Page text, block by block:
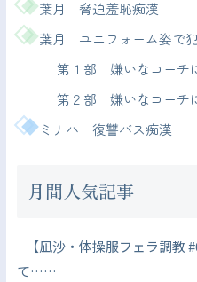
葉月 脅迫羞恥痴漢
葉月 ユニフォーム姿で
第１部 嫌いなコーチ
第２部 嫌いなコーチ
ミナハ 復讐バス痴漢
月間人気記事
【凪沙・体操服フェラ調教
て……